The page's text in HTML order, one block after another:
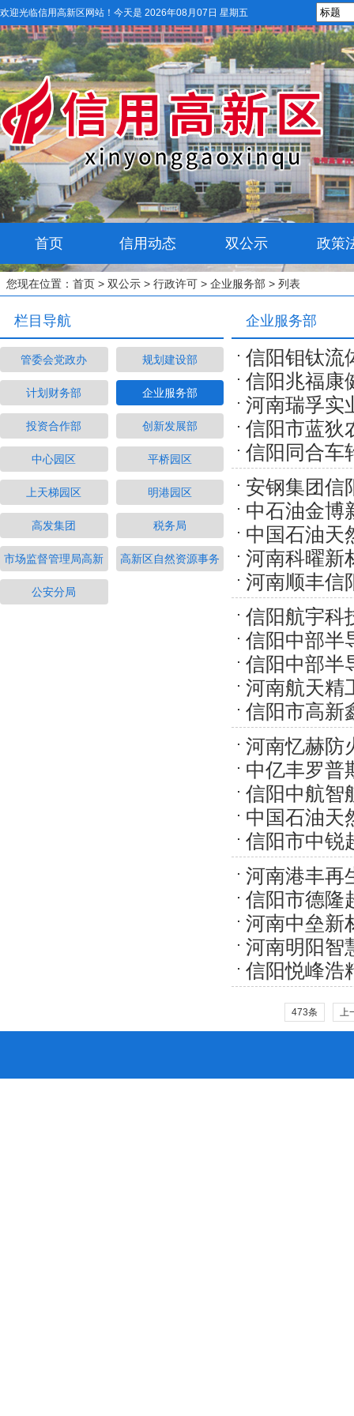
欢迎光临信用高新区网站！ 今天是 2026年08月07日 星期五
首页 信用动态 双公示 政策
您现在位置： 首页 > 双公示 > 行政许可 > 企业服务部 > 列表
栏目导航
管委会党政办 规划建设部
计划财务部 企业服务部
投资合作部 创新发展部
中心园区 平桥园区
上天梯园区 明港园区
高发集团 税务局
市场监督管理局高新 高新区自然资源事务
公安分局
企业服务部
信阳钼钛流
信阳兆福康
品生产项目
河南瑞孚实
信阳市蓝狄
600吨绿豆
信阳同合车
改造项目
安钢集团信
备节能降碳
中石油金博
加油站汽车
中国石油天
集中式电动
河南科曜新
环利用项目
河南顺丰信
信阳航宇科
信阳中部半
能源动力组
信阳中部半
能源动力组
河南航天精
目信阳市高新
伏项目
河南忆赫防
质复合防火
中亿丰罗普
系统门窗30
信阳中航智
目中国石油天
东城加油站
信阳市中锐
硼微粉扩建
河南港丰再
目信阳市德隆
建设项目
河南中垒新
制造项目
河南明阳智
升技术改扩…
信阳悦峰浩
料生产项目
473条 上